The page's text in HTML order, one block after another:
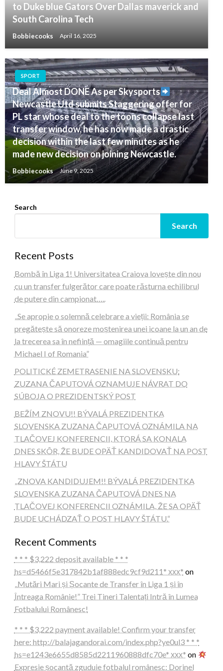
to Duke blue Gators Over Dallas maverick and
South Carolina Tech
Bobbiecooks April 16, 2025
SPORT
Deal Almost DONE As per Skysports
Newcastle Utd submits Staggering offer for
PL star whose deal to the toons collapse last
transfer window, he has now made a drastic
decision within the last few minutes as he
made new decision on joining Newcastle.
Bobbiecooks June 9, 2025
Search
Search
Recent Posts
Bombă în Liga 1! Universitatea Craiova lovește din nou
cu un transfer fulgerător care poate răsturna echilibrul
de putere din campionat…..
„Se apropie o solemnă celebrare a vieții: România se
pregătește să onoreze moștenirea unei icoane la un an de
la trecerea sa în neființă — omagiile continuă pentru
Michael I of Romania”
POLITICKÉ ZEMETRASENIE NA SLOVENSKU:
ZUZANA ČAPUTOVÁ OZNAMUJE NÁVRAT DO
SÚBOJA O PREZIDENTSKÝ POST
BEŽÍM ZNOVU!! BÝVALÁ PREZIDENTKA
SLOVENSKA ZUZANA ČAPUTOVÁ OZNÁMILA NA
TLAČOVEJ KONFERENCII, KTORÁ SA KONALA
DNES SKÔR, ŽE BUDE OPÄŤ KANDIDOVAŤ NA POST
HLAVY ŠTÁTU
„ZNOVA KANDIDUJEM!! BÝVALÁ PREZIDENTKA
SLOVENSKA ZUZANA ČAPUTOVÁ DNES NA
TLAČOVEJ KONFERENCII OZNÁMILA, ŽE SA OPÄŤ
BUDE UCHÁDZAŤ O POST HLAVY ŠTÁTU.“
Recent Comments
* * * $3,222 deposit available * * *
hs=d5466f5e317842b1af888edc9cf9d211* ххх* on
„Mutări Mari și Șocante de Transfer în Liga 1 și în
Întreaga Românie!” Trei Tineri Talentați Intră în Lumea
Fotbalului Românesc!
* * * $3,222 payment available! Confirm your transfer
here: http://balajagandorai.com/index.php?ye0ul3 * * *
hs=e1243e6655d8585d2211960888dfc70e* ххх* on
Expresie șocantă zguduie fotbalul românesc: Dorinel